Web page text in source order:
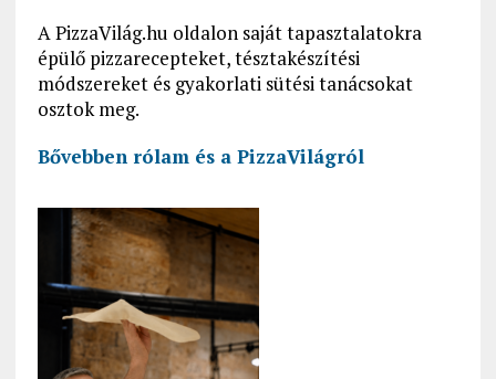
A PizzaVilág.hu oldalon saját tapasztalatokra
épülő pizzarecepteket, tésztakészítési
módszereket és gyakorlati sütési tanácsokat
osztok meg.
Bővebben rólam és a PizzaVilágról